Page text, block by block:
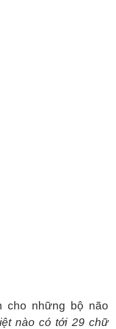
cho những bộ não
nào có tới 29 chữ